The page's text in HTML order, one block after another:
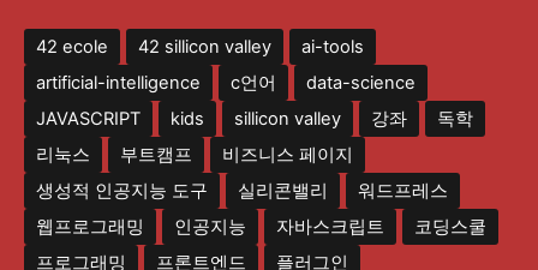
42 ecole 42 sillicon valley
ai-tools
artificial-intelligence
c언어
data-science
JAVASCRIPT
kids sillicon valley 강좌
독학
리눅스
부트캠프
비즈니스 페이지
생성적 인공지능 도구
실리콘밸리
워드프레스
웹프로그래밍
인공지능 자바스크립트
코딩스쿨
프로그래밍
프론트엔드 플러그인